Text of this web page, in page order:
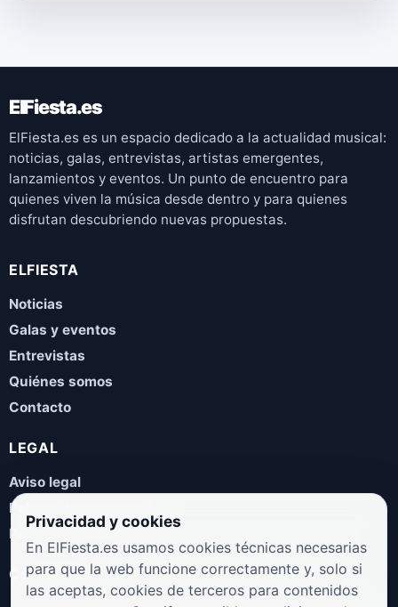
ElFiesta.es
ElFiesta.es es un espacio dedicado a la actualidad musical:
noticias, galas, entrevistas, artistas emergentes,
lanzamientos y eventos. Un punto de encuentro para
quienes viven la música desde dentro y para quienes
disfrutan descubriendo nuevas propuestas.
ELFIESTA
Noticias
Galas y eventos
Entrevistas
Quiénes somos
Contacto
LEGAL
Aviso legal
Política de privacidad
Política de cookies
COLABORA
Privacidad y cookies
En ElFiesta.es usamos cookies técnicas necesarias
para que la web funcione correctamente y, solo si
las aceptas, cookies de terceros para contenidos